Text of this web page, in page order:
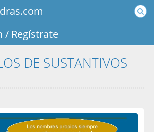
/ Regístrate
DE SUSTANTIVOS